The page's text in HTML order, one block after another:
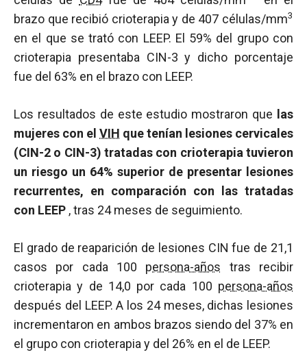
brazo que recibió crioterapia y de 407 células/mm3
en el que se trató con LEEP. El 59% del grupo con
crioterapia presentaba CIN-3 y dicho porcentaje
fue del 63% en el brazo con LEEP.
Los resultados de este estudio mostraron que
las
mujeres con el VIH que tenían lesiones cervicales
(CIN-2 o CIN-3) tratadas con crioterapia tuvieron
un riesgo un 64% superior de presentar lesiones
recurrentes, en comparación con las tratadas
con LEEP , tras 24 meses de seguimiento.
El grado de reaparición de lesiones CIN fue de 21,1
casos por cada 100 persona-años tras recibir
crioterapia y de 14,0 por cada 100 persona-años
después del LEEP. A los 24 meses, dichas lesiones
incrementaron en ambos brazos siendo del 37% en
el grupo con crioterapia y del 26% en el de LEEP.